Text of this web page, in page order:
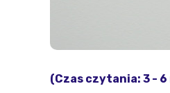
(Czas czytania: 3 - 6